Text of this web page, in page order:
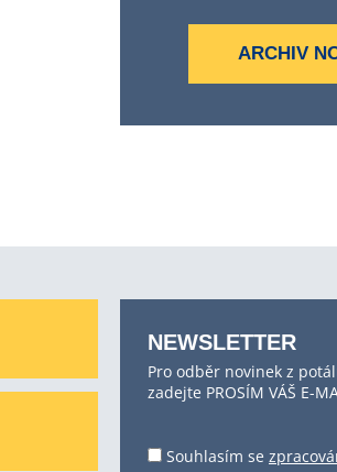
ARCHIV
NEWSLETTER
Pro odběr novinek z
zadejte PROSÍM VÁŠ E-
Souhlasím se